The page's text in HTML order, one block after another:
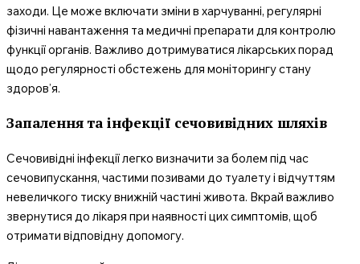
заходи. Це може включати зміни в харчуванні, регулярні
фізичні навантаження та медичні препарати для контролю
функції органів. Важливо дотримуватися лікарських порад
щодо регулярності обстежень для моніторингу стану
здоров’я.
Запалення та інфекції сечовивідних шляхів
Сечовивідні інфекції легко визначити за болем під час
сечовипускання, частими позивами до туалету і відчуттям
невеличкого тиску внижній частині живота. Вкрай важливо
звернутися до лікаря при наявності цих симптомів, щоб
отримати відповідну допомогу.